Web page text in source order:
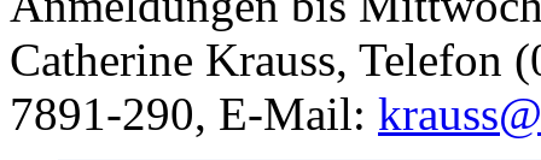
Catherine Krauss, Telefon
7891-290, E-Mail: